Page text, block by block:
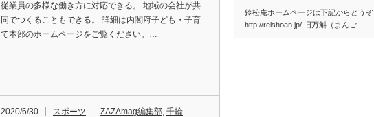
従業員の多様な働き方に対応できる。 地域の会社が共
同でつくることもできる。 詳細は内閣府子ども・子育
て本部のホームページをご覧ください。…
2020/6/30 スポーツ ZAZAmag編集部, 千輪
鈴松庵ホームページは下記からどうぞ
http://reishoan.jp/ 旧万斛（まんご…